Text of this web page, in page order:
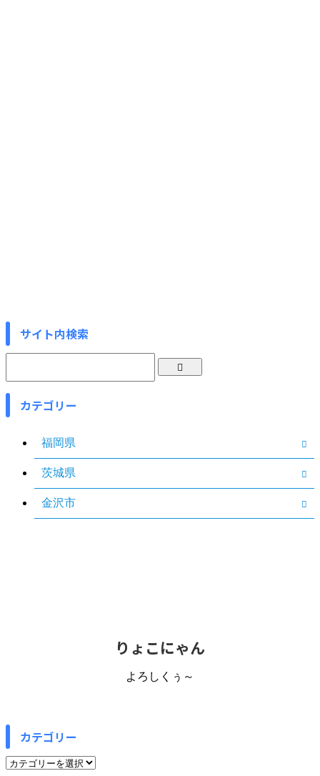
サイト内検索
カテゴリー
福岡県
茨城県
金沢市
りょこにゃん
よろしくぅ～
カテゴリー
カ